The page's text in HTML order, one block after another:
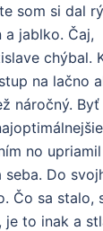
som si dal
a jablko.
chýbal.
na lačno
náročný.
no
seba. Do
Čo sa stalo,
je to inak a